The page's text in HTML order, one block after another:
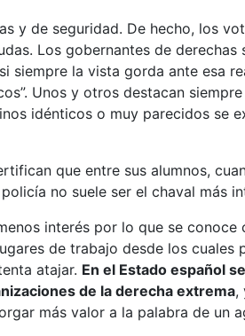
y de seguridad. De hecho, los
Los gobernantes de
la vista gorda ante esa
Unos y otros destacan
idénticos o muy parecidos se
que entre sus alumnos,
no suele ser el chaval más
interés por lo que se
de trabajo desde los cuales
atajar. En el Estado español
de la derecha extrema,
más valor a la palabra de un